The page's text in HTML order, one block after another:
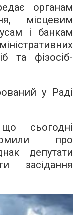
органам
місцевим
і банкам
та фізосіб-
у Раді
сьогодні
про
депутати
засідання